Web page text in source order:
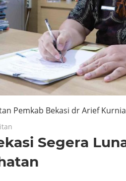
Pemkab Bekasi dr Arief Kurnia
Segera